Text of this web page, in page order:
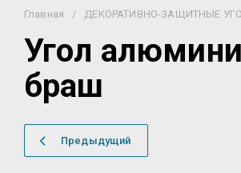
Главная / ДЕКОРАТИВНО-ЗАЩИТНЫЕ
Угол
браш
Предыдущий